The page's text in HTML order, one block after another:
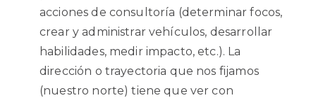
acciones de consultoría (determinar focos,
crear y administrar vehículos, desarrollar
habilidades, medir impacto, etc.). La
dirección o trayectoria que nos fijamos
(nuestro norte) tiene que ver con